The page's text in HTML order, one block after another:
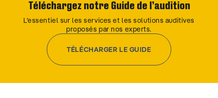
Téléchargez notre Guide de l’audition
L’essentiel sur les services et les solutions auditives
proposés par nos experts.
TÉLÉCHARGER LE GUIDE